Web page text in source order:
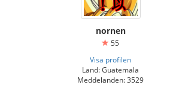
nornen
55
Visa profilen
Land: Guatemala
Meddelanden: 3529